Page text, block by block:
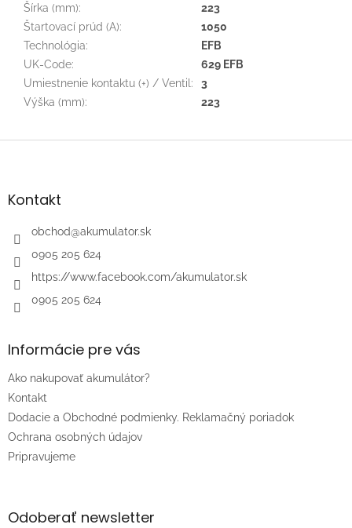
Šírka (mm):
223
Štartovací prúd (A):
1050
Technológia:
EFB
UK-Code:
629 EFB
Umiestnenie kontaktu (+) / Ventil :
3
Výška (mm): 223
Z
äKontakt
obchod@akumulator.sk
0905 205 624
https://www.facebook.com/akumulator.sk
0905 205 624
Informácie pre vás
Ako nakupovať akumulátor?
Kontakt
Dodacie a Obchodné podmienky. Reklamačný poriadok
Ochrana osobných údajov
Pripravujeme
Odoberať newsletter